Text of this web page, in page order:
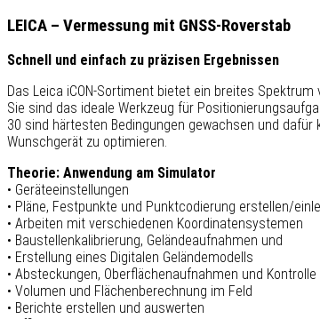
LEICA – Vermessung mit GNSS-Roverstab
Schnell und einfach zu präzisen Ergebnissen
Das Leica iCON-Sortiment bietet ein breites
Sie sind das ideale Werkzeug für
30 sind härtesten Bedingungen gewachsen und
Wunschgerät zu optimieren.
Theorie: Anwendung am Simulator
• Geräteeinstellungen
• Pläne, Festpunkte und Punktcodierung erstellen/
• Arbeiten mit verschiedenen Koordinatensystemen
• Baustellenkalibrierung, Geländeaufnahmen und
• Erstellung eines Digitalen Geländemodells
• Absteckungen, Oberflächenaufnahmen und Kontrolle
• Volumen und Flächenberechnung im Feld
• Berichte erstellen und auswerten